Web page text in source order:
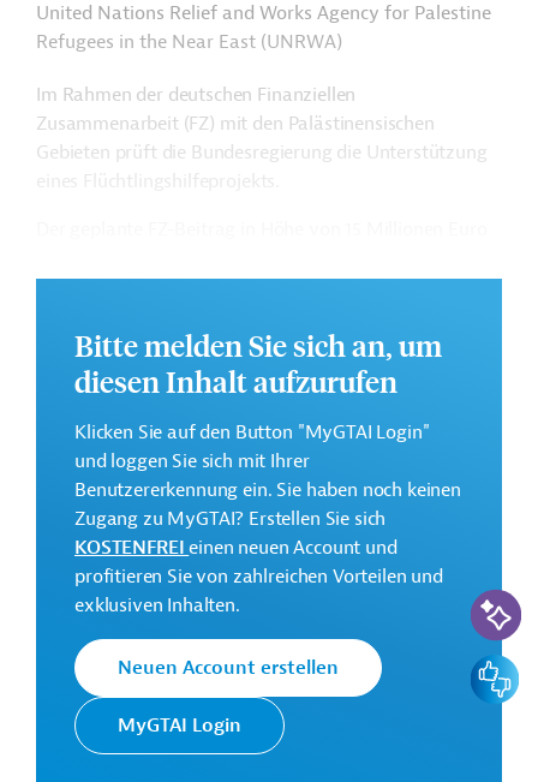
United Nations Relief and Works Agency for Palestine
Refugees in the Near East (UNRWA)
Im Rahmen der deutschen Finanziellen
Zusammenarbeit (FZ) mit den Palästinensischen
Gebieten prüft die Bundesregierung die Unterstützung
arbeitsbegleitenden Trainingsmaßnahmen sowie die
Aufrechterhaltung des Zugangs zu sozialen
Geberbeitrag:
15 Millionen Euro (Zuschuss; vorgesehen)
Das Entwicklungsprojekt soll von 2024 bis 2027
durchgeführt werden.
GTAI informiert über dieKfW: Schwerpunkte,
Regularien und praktische Hinweise zur
Geschäftsanbahnung.
Kontaktadressen
Bitte melden Sie sich an, um
diesen Inhalt aufzurufen
Klicken Sie auf den Button "MyGTAI Login"
und loggen Sie sich mit Ihrer
Benutzererkennung ein. Sie haben noch keinen
Zugang zu MyGTAI? Erstellen Sie sich
KOSTENFREIeinen neuen Account und
profitieren Sie von zahlreichen Vorteilen und
exklusiven Inhalten.
Neuen Account erstellen
MyGTAI Login
KI-